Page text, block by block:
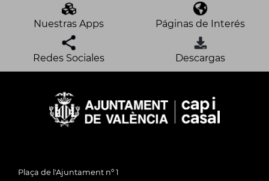
Nuestras Apps Páginas de Interés
Redes Sociales Descargas
Plaça de l'Ajuntament nº 1